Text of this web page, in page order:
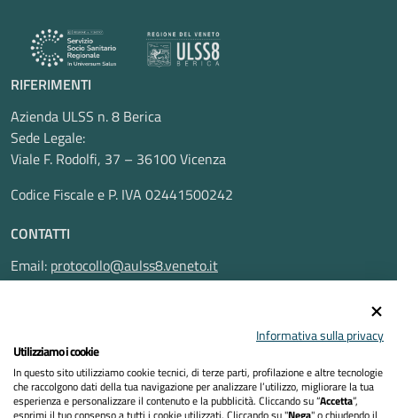
RIFERIMENTI
Azienda ULSS n. 8 Berica
Sede Legale:
Viale F. Rodolfi, 37 – 36100 Vicenza
Codice Fiscale e P. IVA 02441500242
CONTATTI
Email: protocollo@aulss8.veneto.it
Pec:protocollo.aulss8@pecveneto.it
Informativa sulla privacy
Utilizziamo i cookie
In questo sito utilizziamo cookie tecnici, di terze parti, profilazione e altre tecnologie
che raccolgono dati della tua navigazione per analizzare l’utilizzo, migliorare la tua
esperienza e personalizzare il contenuto e la pubblicità. Cliccando su “Accetta”,